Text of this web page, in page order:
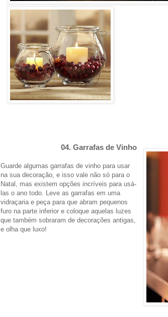
04. Garrafas de Vinho
Guarde algumas garrafas de vinho para usar
na sua decoração, e isso vale não só para o
Natal, mas existem opções incríveis para usá-
las o ano todo. Leve as garrafas em uma
vidraçaria e peça para que abram pequenos
furo na parte inferior e coloque aquelas luzes
que também sobraram de decorações antigas,
e olha que luxo!